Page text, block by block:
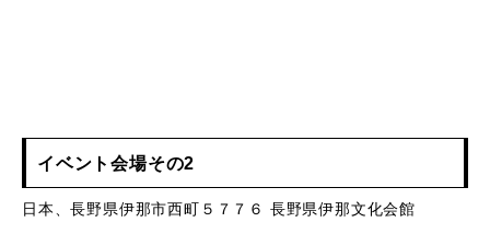
イベント会場その2
日本、長野県伊那市西町５７７６ 長野県伊那文化会館